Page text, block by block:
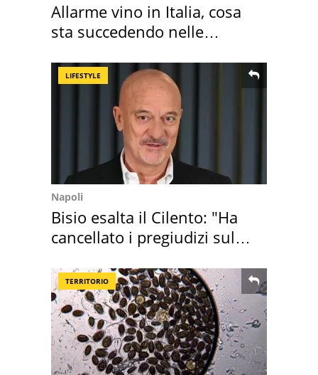
Allarme vino in Italia, cosa
sta succedendo nelle
LIFESTYLE
Napoli
Bisio esalta il Cilento: "Ha
cancellato i pregiudizi sul
TERRITORIO